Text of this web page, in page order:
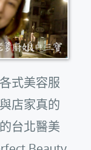
式美容服
店家真的
台北醫美